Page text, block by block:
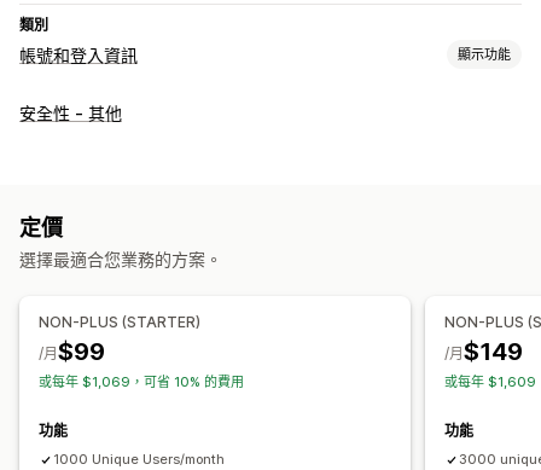
類別
帳號和登入資訊 顯示功能
客戶登入
個人檔案
存取控制
安全性 - 其他
定價
選擇最適合您業務的方案。
NON-PLUS (STARTER)
$99
/月
或每年 $1,069，可省 10% 的費用
功能
1000 Unique Users/month
NON-PLUS
$149
/月
或每年 $1,609
功能
3000